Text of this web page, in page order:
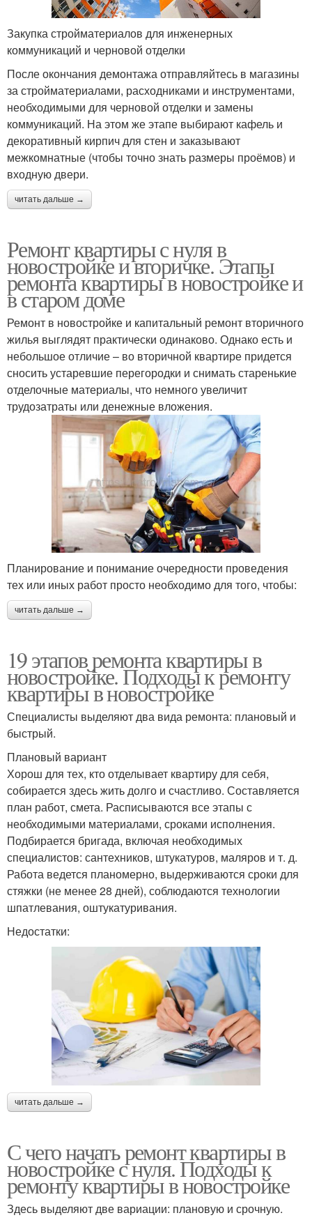
Закупка стройматериалов для инженерных
коммуникаций и черновой отделки
После окончания демонтажа отправляйтесь в магазины
за стройматериалами, расходниками и инструментами,
необходимыми для черновой отделки и замены
коммуникаций. На этом же этапе выбирают кафель и
декоративный кирпич для стен и заказывают
межкомнатные (чтобы точно знать размеры проёмов) и
входную двери.
читать дальше →
Ремонт квартиры с нуля в
новостройке и вторичке. Этапы
ремонта квартиры в новостройке и
в старом доме
Ремонт в новостройке и капитальный ремонт вторичного
жилья выглядят практически одинаково. Однако есть и
небольшое отличие – во вторичной квартире придется
сносить устаревшие перегородки и снимать старенькие
отделочные материалы, что немного увеличит
трудозатраты или денежные вложения.
Планирование и понимание очередности проведения
тех или иных работ просто необходимо для того, чтобы:
читать дальше →
19 этапов ремонта квартиры в
новостройке. Подходы к ремонту
квартиры в новостройке
Специалисты выделяют два вида ремонта: плановый и
быстрый.
Плановый вариант
Хорош для тех, кто отделывает квартиру для себя,
собирается здесь жить долго и счастливо. Составляется
план работ, смета. Расписываются все этапы с
необходимыми материалами, сроками исполнения.
Подбирается бригада, включая необходимых
специалистов: сантехников, штукатуров, маляров и т. д.
Работа ведется планомерно, выдерживаются сроки для
стяжки (не менее 28 дней), соблюдаются технологии
шпатлевания, оштукатуривания.
Недостатки:
читать дальше →
С чего начать ремонт квартиры в
новостройке с нуля. Подходы к
ремонту квартиры в новостройке
Здесь выделяют две вариации: плановую и срочную.